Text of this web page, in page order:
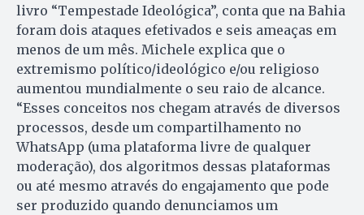
livro “Tempestade Ideológica”, conta que na Bahia
foram dois ataques efetivados e seis ameaças em
menos de um mês. Michele explica que o
extremismo político/ideológico e/ou religioso
aumentou mundialmente o seu raio de alcance.
“Esses conceitos nos chegam através de diversos
processos, desde um compartilhamento no
WhatsApp (uma plataforma livre de qualquer
moderação), dos algoritmos dessas plataformas
ou até mesmo através do engajamento que pode
ser produzido quando denunciamos um